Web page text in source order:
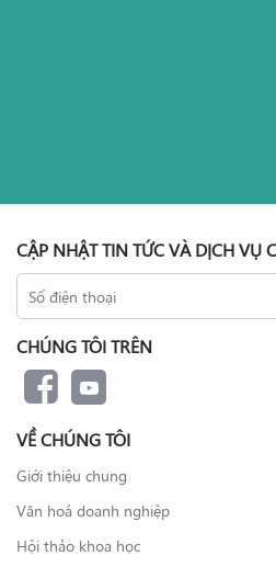
CẬP NHẬT TIN TỨC VÀ DỊCH VỤ
CHÚNG TÔI TRÊN
VỀ CHÚNG TÔI
Giới thiệu chung
Văn hoá doanh nghiệp
Hội thảo khoa học